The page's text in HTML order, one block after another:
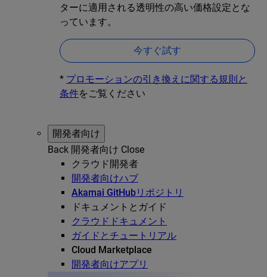
ターに適用される透明性の高い価格設定とな
っています。
今すぐ試す
* プロモーションの引き換えに関する規則と
条件をご覧ください
開発者向け
Back 開発者向け Close
クラウド開発者
開発者向けハブ
Akamai GitHubリポジトリ
ドキュメントとガイド
クラウドドキュメント
ガイドとチュートリアル
Cloud Marketplace
開発者向けアプリ